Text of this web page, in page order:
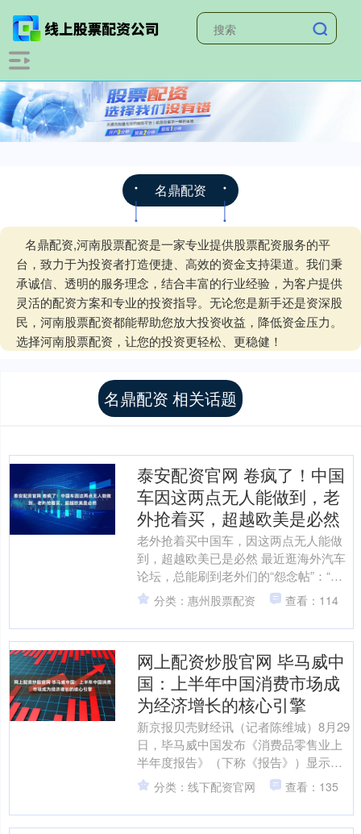
名鼎配资
名鼎配资,河南股票配资是一家专业提供股票配资服务的平
台，致力于为投资者打造便捷、高效的资金支持渠道。我们秉
承诚信、透明的服务理念，结合丰富的行业经验，为客户提供
灵活的配资方案和专业的投资指导。无论您是新手还是资深股
民，河南股票配资都能帮助您放大投资收益，降低资金压力。
选择河南股票配资，让您的投资更轻松、更稳健！
名鼎配资 相关话题
泰安配资官网 卷疯了！中国
车因这两点无人能做到，老
外抢着买，超越欧美是必然
老外抢着买中国车，因这两点无人能做
到，超越欧美已是必然 最近逛海外汽车
论坛，总能刷到老外们的“怨念帖”：“为
了等辆中国SUV，我放弃了预约半年的
宝马”“隔壁邻居....
分类：惠州股票配资 查看：114
网上配资炒股官网 毕马威中
国：上半年中国消费市场成
为经济增长的核心引擎
新京报贝壳财经讯（记者陈维城）8月29
日，毕马威中国发布《消费品零售业上
半年度报告》（下称《报告》）显示，
随着徒步、露营、骑行和水上运动等户
外活动日益流行，城市....
分类：线下配资官网 查看：135